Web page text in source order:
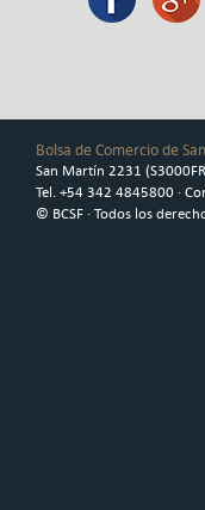
Bolsa de Comercio de
San Martín 2231
Tel. +54 342 4845800 ·
© BCSF · Todos los